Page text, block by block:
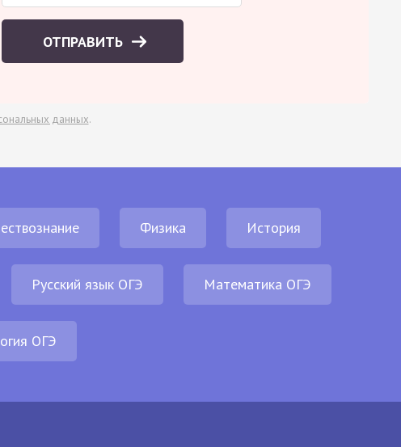
ОТПРАВИТЬ
данных.
Физика История
Русский язык ОГЭ Математика ОГЭ
ОГЭ